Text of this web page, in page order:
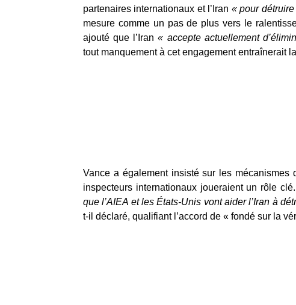
partenaires internationaux et l’Iran « pour
mesure comme un pas de plus vers le
ajouté que l’Iran« accepte actuellement
tout manquement à cet engagement entraînerait
Vance a également insisté sur les
inspecteurs internationaux joueraient un rôle clé.
que l’AIEA et les États-Unis vont aider l’Iran à
t-il déclaré, qualifiant l’accord de « fondé sur la